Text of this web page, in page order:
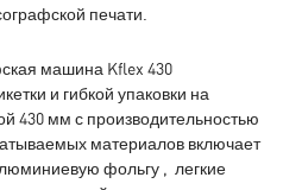
печати.
машина Kflex 430
и гибкой упаковки на
430 мм с производительностью
материалов включает
фольгу , легкие